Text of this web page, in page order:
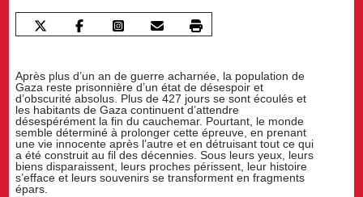
Après plus d’un an de guerre acharnée, la population de
Gaza reste prisonnière d’un état de désespoir et
d’obscurité absolus. Plus de 427 jours se sont écoulés et
les habitants de Gaza continuent d’attendre
désespérément la fin du cauchemar. Pourtant, le monde
semble déterminé à prolonger cette épreuve, en prenant
une vie innocente après l’autre et en détruisant tout ce qui
a été construit au fil des décennies. Sous leurs yeux, leurs
biens disparaissent, leurs proches périssent, leur histoire
s’efface et leurs souvenirs se transforment en fragments
épars.